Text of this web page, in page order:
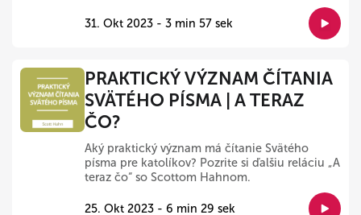
31. Okt 2023 - 3 min 57 sek
PRAKTICKÝ VÝZNAM ČÍTANIA
SVÄTÉHO PÍSMA | A TERAZ
ČO?
Aký praktický význam má čítanie Svätého
písma pre katolíkov? Pozrite si ďalšiu reláciu „A
teraz čo“ so Scottom Hahnom.
25. Okt 2023 - 6 min 29 sek